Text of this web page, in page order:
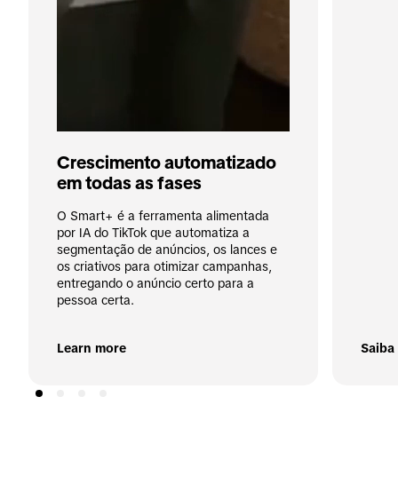
Crescimento automatizado
em todas as fases
O Smart+ é a ferramenta alimentada
por IA do TikTok que automatiza a
segmentação de anúncios, os lances e
os criativos para otimizar campanhas,
entregando o anúncio certo para a
pessoa certa.
Learn more Saiba